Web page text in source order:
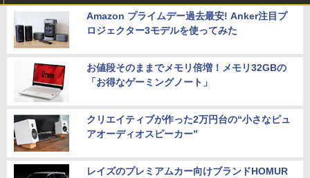
Amazon プライムデー過去最安! Anker注目プ
ロジェクター3モデルを使ってみた
お値段そのままでメモリ倍増！メモリ32GBの
「お得なゲーミングノート」
クリエイティブが作った2万円台の“小さなピュ
アオーディオスピーカー”
レイズのプレミアムカー向けブランドHOMUR